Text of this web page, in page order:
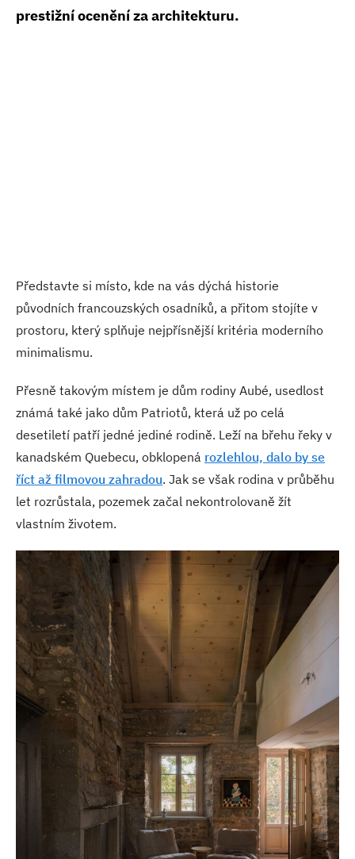
prestižní ocenění za architekturu.
Představte si místo, kde na vás dýchá historie
původních francouzských osadníků, a přitom stojíte v
prostoru, který splňuje nejpřísnější kritéria moderního
minimalismu.
Přesně takovým místem je dům rodiny Aubé, usedlost
známá také jako dům Patriotů, která už po celá
desetiletí patří jedné jediné rodině. Leží na břehu řeky v
kanadském Quebecu, obklopená rozlehlou, dalo by se
říct až filmovou zahradou. Jak se však rodina v průběhu
let rozrůstala, pozemek začal nekontrolovaně žít
vlastním životem.